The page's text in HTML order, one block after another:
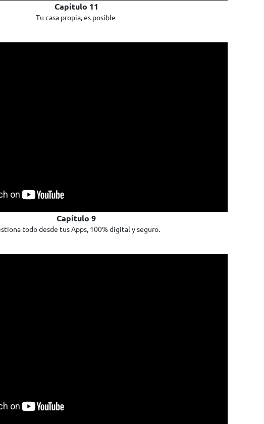
Capítulo 11
Tu casa propia, es posible
Capítulo 9
todo desde tus Apps, 100% digital y seguro.